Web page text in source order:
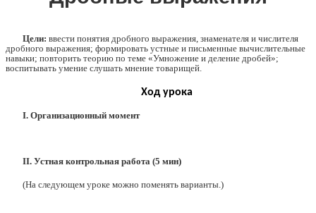
Цели: ввести понятия дробного выражения, знаменателя и числителя
дробного выражения; формировать устные и письменные вычислительные
навыки; повторить теорию по теме «Умножение и деление дробей»;
воспитывать умение слушать мнение товарищей.
Ход урока
I. Организационный момент
II. Устная контрольная работа (5 мин)
(На следующем уроке можно поменять варианты.)